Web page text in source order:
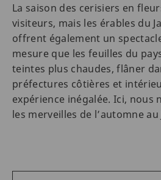
La saison des cerisiers en
visiteurs, mais les érables du
offrent également un
mesure que les feuilles du
teintes plus chaudes, flâner
préfectures côtières et
expérience inégalée. Ici, nous
les merveilles de l’automne au